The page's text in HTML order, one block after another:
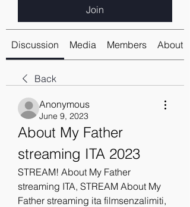
Join
Discussion Media Members About
Back
Anonymous
June 9, 2023
About My Father
streaming ITA 2023
STREAM! About My Father
streaming ITA, STREAM About My
Father streaming ita filmsenzalimiti,